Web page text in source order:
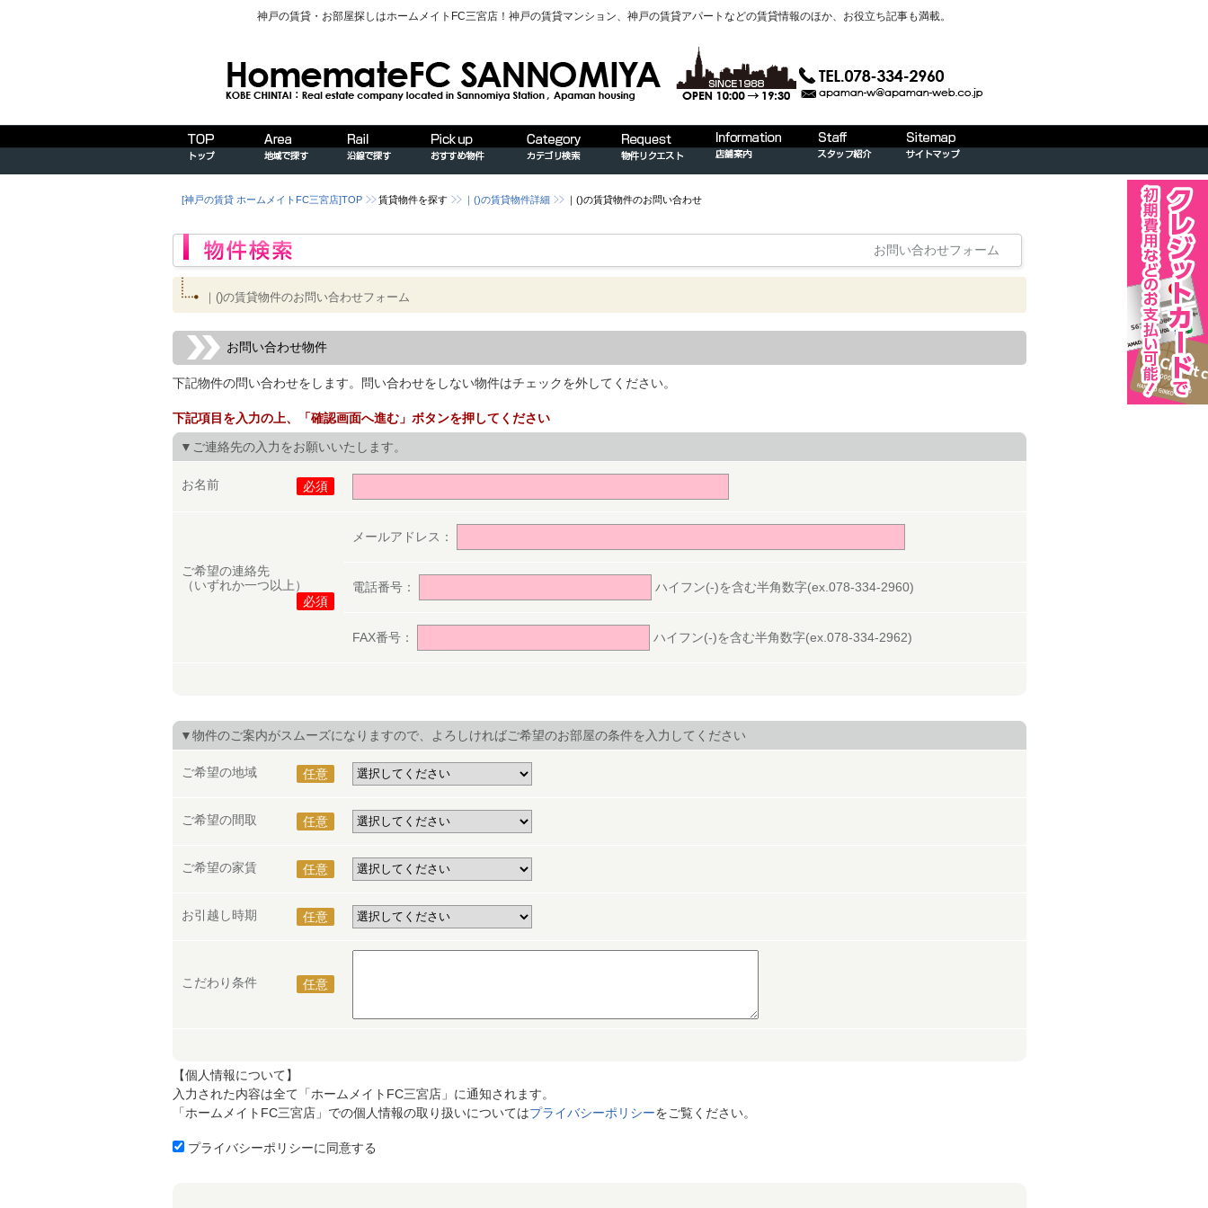
神戸の賃貸・お部屋探しはホームメイトFC三宮店！神戸の賃貸マンション、神戸の賃貸アパートなどの賃貸情報のほか、お役立ち記事も満載。
[神戸の賃貸 ホームメイトFC三宮店]TOP 賃貸物件を探す ｜()の賃貸物件詳細 ｜()の賃貸物件のお問い合わせ
お問い合わせフォーム
｜()の賃貸物件のお問い合わせフォーム
お問い合わせ物件
下記物件の問い合わせをします。問い合わせをしない物件はチェックを外してください。
下記項目を入力の上、「確認画面へ進む」ボタンを押してください
▼ご連絡先の入力をお願いいたします。
お名前 必須
ご希望の連絡先
（いずれか一つ以上）
必須
メールアドレス：
電話番号： ハイフン(-)を含む半角数字(ex.078-334-2960)
FAX番号： ハイフン(-)を含む半角数字(ex.078-334-2962)
▼物件のご案内がスムーズになりますので、よろしければご希望のお部屋の条件を入力してください
ご希望の地域 任意
ご希望の間取 任意
ご希望の家賃 任意
お引越し時期 任意
こだわり条件 任意
【個人情報について】
入力された内容は全て「ホームメイトFC三宮店」に通知されます。
「ホームメイトFC三宮店」での個人情報の取り扱いについてはプライバシーポリシーをご覧ください。
プライバシーポリシーに同意する